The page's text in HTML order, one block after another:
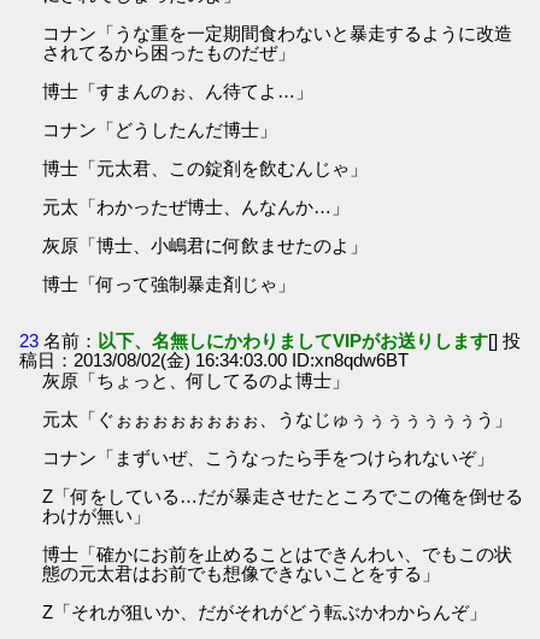
コナン「うな重を一定期間食わないと暴走するように改造
されてるから困ったものだぜ」
博士「すまんのぉ、ん待てよ…」
コナン「どうしたんだ博士」
博士「元太君、この錠剤を飲むんじゃ」
元太「わかったぜ博士、んなんか…」
灰原「博士、小嶋君に何飲ませたのよ」
博士「何って強制暴走剤じゃ」
23 名前： 以下、名無しにかわりましてVIPがお送りします[] 投
稿日：2013/08/02(金) 16:34:03.00 ID:xn8qdw6BT
灰原「ちょっと、何してるのよ博士」
元太「ぐぉぉぉぉぉぉぉぉ、うなじゅぅぅぅぅぅぅぅう」
コナン「まずいぜ、こうなったら手をつけられないぞ」
Z「何をしている…だが暴走させたところでこの俺を倒せる
わけが無い」
博士「確かにお前を止めることはできんわい、でもこの状
態の元太君はお前でも想像できないことをする」
Z「それが狙いか、だがそれがどう転ぶかわからんぞ」